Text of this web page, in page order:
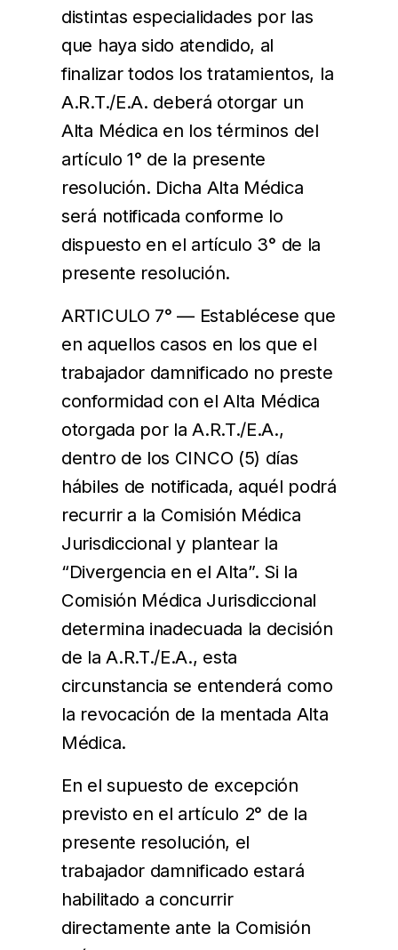
distintas especialidades por las
que haya sido atendido, al
finalizar todos los tratamientos, la
A.R.T./E.A. deberá otorgar un
Alta Médica en los términos del
artículo 1° de la presente
resolución. Dicha Alta Médica
será notificada conforme lo
dispuesto en el artículo 3° de la
presente resolución.
ARTICULO 7° — Establécese que
en aquellos casos en los que el
trabajador damnificado no preste
conformidad con el Alta Médica
otorgada por la A.R.T./E.A.,
dentro de los CINCO (5) días
hábiles de notificada, aquél podrá
recurrir a la Comisión Médica
Jurisdiccional y plantear la
“Divergencia en el Alta”. Si la
Comisión Médica Jurisdiccional
determina inadecuada la decisión
de la A.R.T./E.A., esta
circunstancia se entenderá como
la revocación de la mentada Alta
Médica.
En el supuesto de excepción
previsto en el artículo 2° de la
presente resolución, el
trabajador damnificado estará
habilitado a concurrir
directamente ante la Comisión